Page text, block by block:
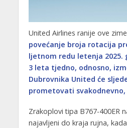
United Airlines ranije ove zime
povećanje broja rotacija
ljetnom redu letenja 2025.
3 leta tjedno, odnosno,
Dubrovnika United će
prometovati
Zrakoplovi tipa B767-400ER
najavljeni do kraja rujna,